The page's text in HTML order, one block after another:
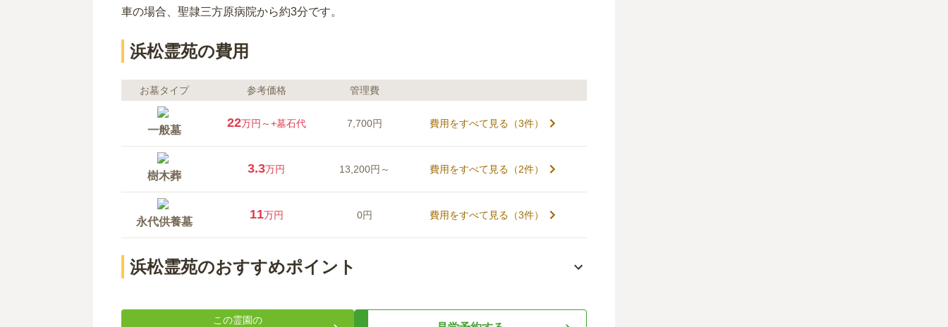
車の場合 、聖隷三方原病院から約3分です。
浜松霊苑の費用
お墓タイプ 参考価格 管理費
一般墓
22万円～+墓石代 7,700円 費用をすべて見る（3件）
樹木葬
3.3万円 13,200円～ 費用をすべて見る（2件）
永代供養墓
11万円 0円 費用をすべて見る（3件）
浜松霊苑のおすすめポイント
合祀なしも選べる安心の永代供養
この霊園の